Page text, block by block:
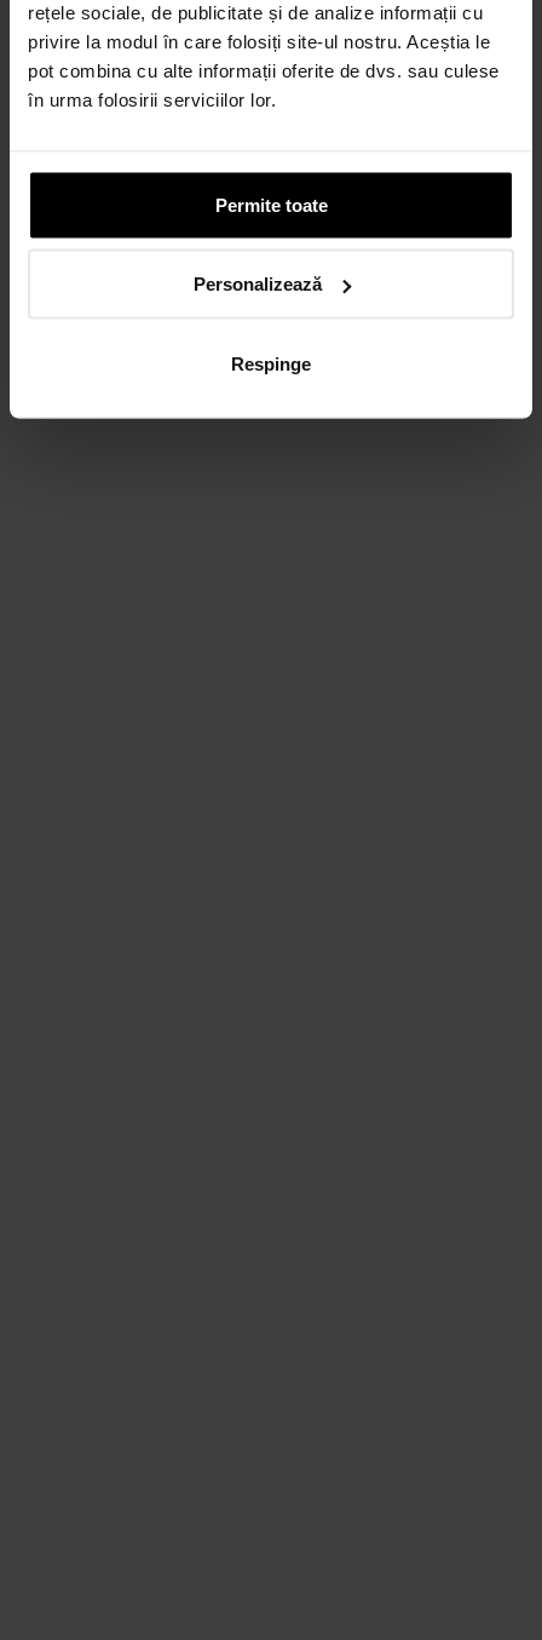
rețele sociale, de publicitate și de analize informații cu
privire la modul în care folosiți site-ul nostru. Aceștia le
pot combina cu alte informații oferite de dvs. sau culese
în urma folosirii serviciilor lor.
Permite toate
Personalizează
Respinge
CARD AVANTAJ
Până la 24 de rate fără dobândă.
Obține un card